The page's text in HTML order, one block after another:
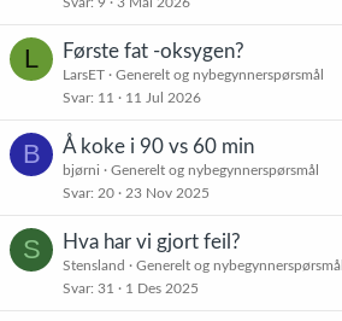
L Første fat -oksygen?
LarsET
Generelt og nybegynnerspørsmål
Svar 11 11 Jul 2026
B Å koke i 90 vs 60 min
bjørni
Generelt og nybegynnerspørsmål
Svar 20 23 Nov 2025
S Hva har vi gjort feil?
Stensland
Generelt og nybegynnerspørsmål
Svar 31 1 Des 2025